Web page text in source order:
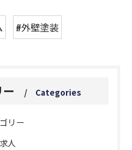
#外壁塗装
Categories
リー
人